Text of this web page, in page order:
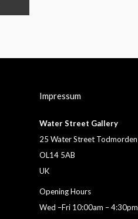
Impressum
Water Street Gallery
25 Water Street Todmorden
OL14 5AB
UK
Opening Hours
Wed –Fri 10:00am – 4:30pm